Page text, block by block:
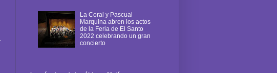
La Coral y Pascual
Marquina abren los actos
de la Feria de El Santo
2022 celebrando un gran
concierto